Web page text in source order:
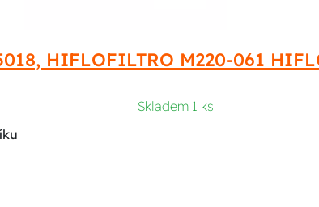
HIFLOFILTRO M220-061
Skladem 1 ks